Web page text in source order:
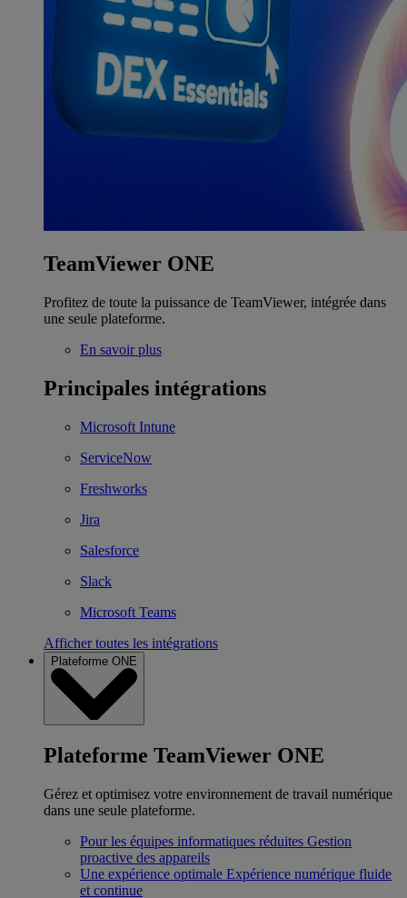
TeamViewer ONE
Profitez de toute la puissance de TeamViewer, intégrée dans
une seule plateforme.
En savoir plus
Principales intégrations
Microsoft Intune
ServiceNow
Freshworks
Jira
Salesforce
Slack
Microsoft Teams
Afficher toutes les intégrations
Plateforme ONE
Plateforme TeamViewer ONE
Gérez et optimisez votre environnement de travail numérique
dans une seule plateforme.
Pour les équipes informatiques réduites Gestion
proactive des appareils
Une expérience optimale Expérience numérique fluide
et continue